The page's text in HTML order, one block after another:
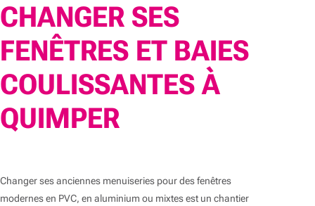
CHANGER SES
FENÊTRES ET BAIES
COULISSANTES À
QUIMPER
Changer ses anciennes menuiseries pour des fenêtres
modernes en PVC, en aluminium ou mixtes est un chantier